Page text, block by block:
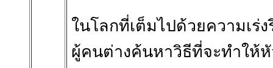
ในโลกที่เต็มไปด้วยความเร่
ผู้คนต่างค้นหาวิธีที่จะทำให้